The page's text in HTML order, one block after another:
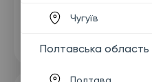
Чугуїв
Полтавська область
Полтава